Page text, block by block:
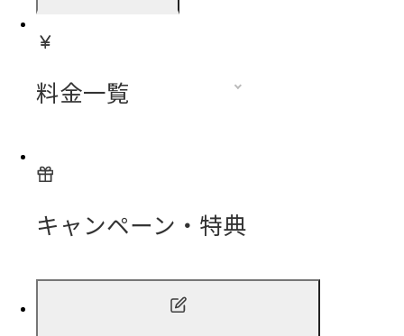
料金一覧
キャンペーン・特典